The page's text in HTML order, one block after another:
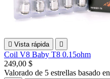
 Vista rápida 
Coil V8 Baby T8 0.15ohm
249,00 $
Valorado de 5 estrellas basado en